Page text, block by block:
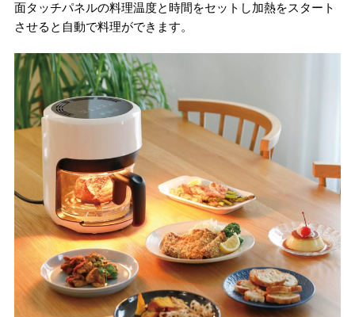
面タッチパネルの料理温度と時間をセットし加熱をスタート
させると自動で料理ができます。